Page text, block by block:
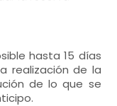
hasta 15 días
realización de la
de lo que se